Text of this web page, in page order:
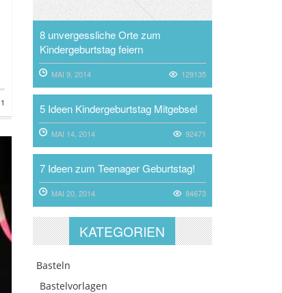
1
8 unvergessliche Orte zum
Kindergeburtstag feiern
MAI 9, 2014 129135
5 Ideen Kindergeburtstag Mitgebsel
MAI 14, 2014 92471
7 Ideen zum Teenager Geburtstag!
MAI 20, 2014 84673
KATEGORIEN
Basteln
Bastelvorlagen